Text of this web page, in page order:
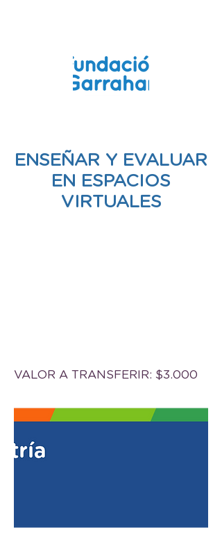
ENSEÑAR Y EVALUAR
EN ESPACIOS
VIRTUALES
VALOR A TRANSFERIR: $3.000